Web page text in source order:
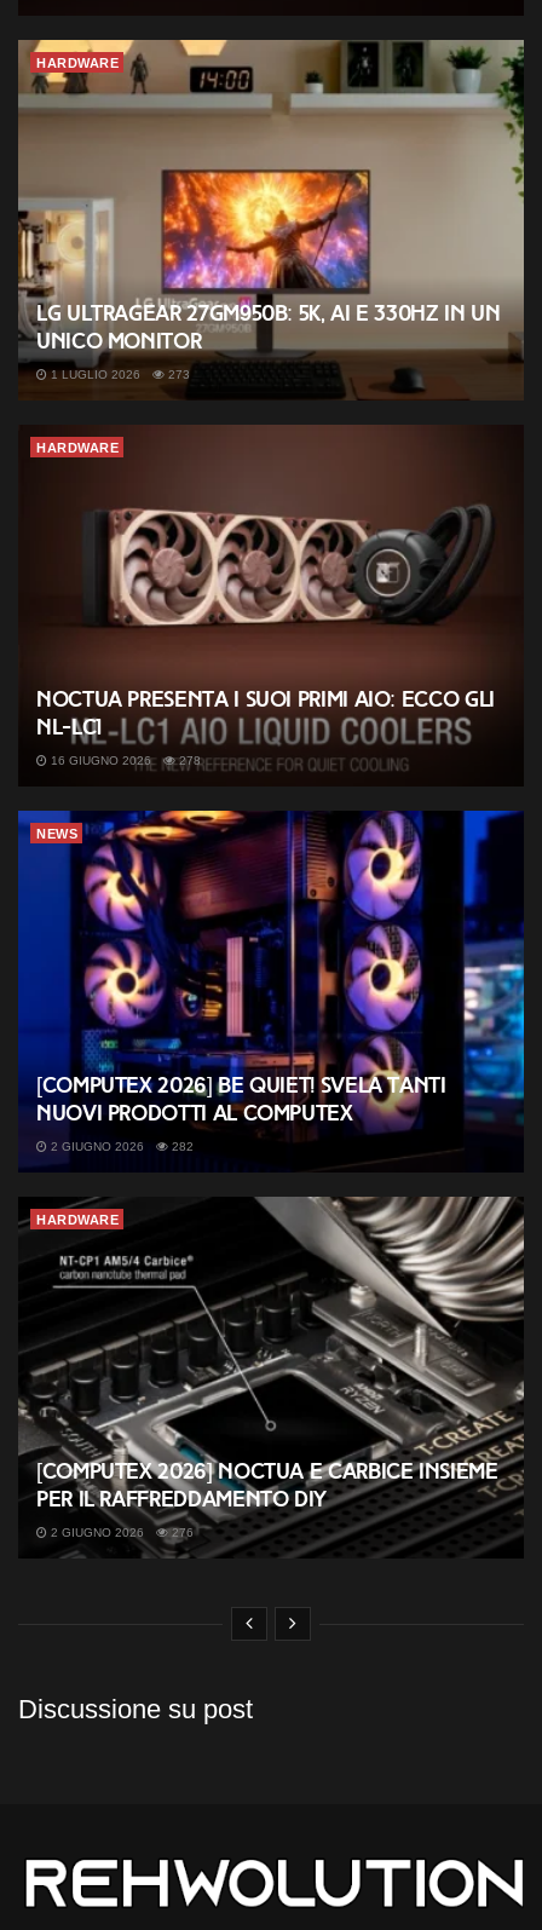
HARDWARE
LG UltraGear 27GM950B: 5K, AI e 330Hz in un
unico monitor
1 LUGLIO 2026 273
HARDWARE
Noctua presenta i suoi primi AIO: ecco gli
NL-LC1
16 GIUGNO 2026 278
NEWS
[COMPUTEX 2026] be quiet! svela tanti
nuovi prodotti al Computex
2 GIUGNO 2026 282
HARDWARE
[COMPUTEX 2026] Noctua e Carbice insieme
per il raffreddamento DIY
2 GIUGNO 2026 276
Discussione su post